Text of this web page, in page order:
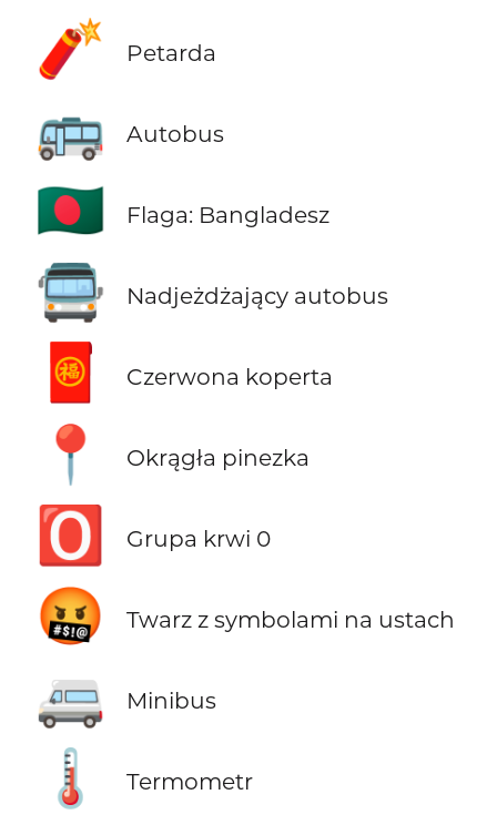
🧨
Petarda
🚌 Autobus
🇧🇩 Flaga: Bangladesz
🚍 Nadjeżdżający autobus
🧧 Czerwona koperta
📍 Okrągła pinezka
🅾️ Grupa krwi 0
🤬 Twarz z symbolami na ustach
🚐 Minibus
🌡️ Termometr